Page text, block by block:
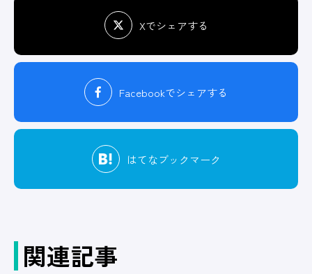
Xでシェアする
Facebookでシェアする
はてなブックマーク
関連記事